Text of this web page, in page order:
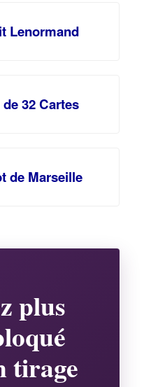
Lenormand
32 Cartes
de Marseille
plus
tirage